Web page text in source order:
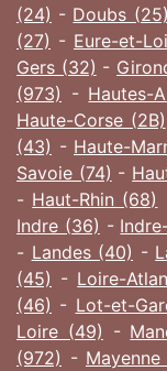
(24) - Doubs (25)
(27) - Eure-et-
Gers (32) -
(973) - Hautes-
Haute-Corse (2B)
(43) - Haute-
Savoie (74) -
- Haut-Rhin (68)
Indre (36) -
- Landes (40) -
(45) - Loire-
(46) - Lot-et-
Loire (49) -
(972) -